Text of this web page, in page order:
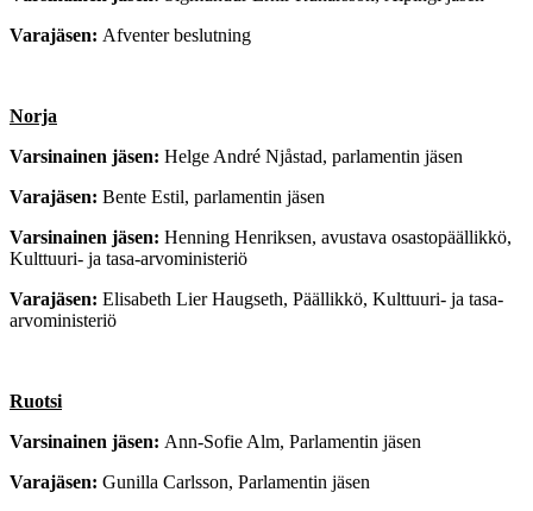
Varajäsen: Afventer beslutning
Norja
Varsinainen jäsen: Helge André Njåstad, parlamentin jäsen
Varajäsen: Bente Estil, parlamentin jäsen
Varsinainen jäsen: Henning Henriksen, avustava osastopäällikkö,
Kulttuuri- ja tasa-arvoministeriö
Varajäsen: Elisabeth Lier Haugseth, Päällikkö, Kulttuuri- ja tasa-
arvoministeriö
Ruotsi
Varsinainen jäsen: Ann-Sofie Alm, Parlamentin jäsen
Varajäsen: Gunilla Carlsson, Parlamentin jäsen